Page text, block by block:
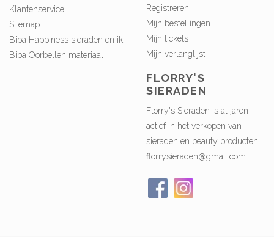
Klantenservice
Sitemap
Biba Happiness sieraden en ik!
Biba Oorbellen materiaal
Registreren
Mijn bestellingen
Mijn tickets
Mijn verlanglijst
FLORRY'S
SIERADEN
Florry's Sieraden is al jaren
actief in het verkopen van
sieraden en beauty producten.
florrysieraden@gmail.com